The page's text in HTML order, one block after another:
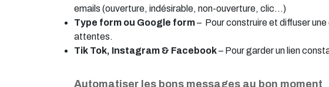
emails (ouverture, indésirable, non-ouverture, clic…)
Type form ou Google form– Pour construire et diffuser
attentes.
Tik Tok, Instagram & Facebook– Pour garder un lien
Automatiser les bons messages au bon moment